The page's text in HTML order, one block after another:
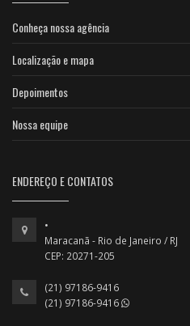
Conheça nossa agência
Localização e mapa
Depoimentos
Nossa equipe
ENDEREÇO E CONTATOS
•
Maracanã - Rio de Janeiro / RJ
CEP: 20271-205
(21) 97186-9416
(21) 97186-9416